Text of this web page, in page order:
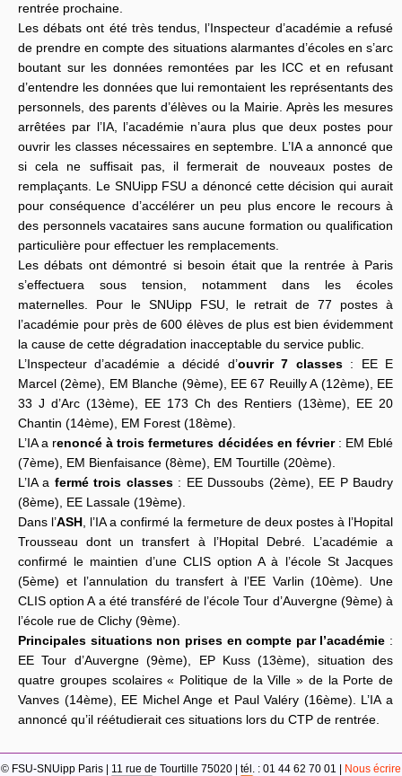
rentrée prochaine.
Les débats ont été très tendus, l’Inspecteur d’académie a refusé
de prendre en compte des situations alarmantes d’écoles en s’arc
boutant sur les données remontées par les ICC et en refusant
d’entendre les données que lui remontaient les représentants des
personnels, des parents d’élèves ou la Mairie. Après les mesures
arrêtées par l’IA, l’académie n’aura plus que deux postes pour
ouvrir les classes nécessaires en septembre. L’IA a annoncé que
si cela ne suffisait pas, il fermerait de nouveaux postes de
remplaçants. Le SNUipp FSU a dénoncé cette décision qui aurait
pour conséquence d’accélérer un peu plus encore le recours à
des personnels vacataires sans aucune formation ou qualification
particulière pour effectuer les remplacements.
Les débats ont démontré si besoin était que la rentrée à Paris
s’effectuera sous tension, notamment dans les écoles
maternelles. Pour le SNUipp FSU, le retrait de 77 postes à
l’académie pour près de 600 élèves de plus est bien évidemment
la cause de cette dégradation inacceptable du service public.
L’Inspecteur d’académie a décidé d’ouvrir 7 classes: EE E
Marcel (2ème), EM Blanche (9ème), EE 67 Reuilly A (12ème), EE
33 J d’Arc (13ème), EE 173 Ch des Rentiers (13ème), EE 20
Chantin (14ème), EM Forest (18ème).
L’IA a renoncé à trois fermetures décidées en février: EM Eblé
(7ème), EM Bienfaisance (8ème), EM Tourtille (20ème).
L’IA a fermé trois classes: EE Dussoubs (2ème), EE P Baudry
(8ème), EE Lassale (19ème).
Dans l’ASH
, l’IA a confirmé la fermeture de deux postes à l’Hopital
Trousseau dont un transfert à l’Hopital Debré. L’académie a
confirmé le maintien d’une CLIS option A à l’école St Jacques
(5ème) et l’annulation du transfert à l’EE Varlin (10ème). Une
CLIS option A a été transféré de l’école Tour d’Auvergne (9ème) à
l’école rue de Clichy (9ème).
Principales situations non prises en compte par l’académie :
EE Tour d’Auvergne (9ème), EP Kuss (13ème), situation des
quatre groupes scolaires « Politique de la Ville » de la Porte de
Vanves (14ème), EE Michel Ange et Paul Valéry (16ème). L’IA a
annoncé qu’il réétudierait ces situations lors du CTP de rentrée.
© FSU-SNUipp Paris | 11 rue de Tourtille 75020 | tél. : 01 44 62 70 01 |
Nous écrire